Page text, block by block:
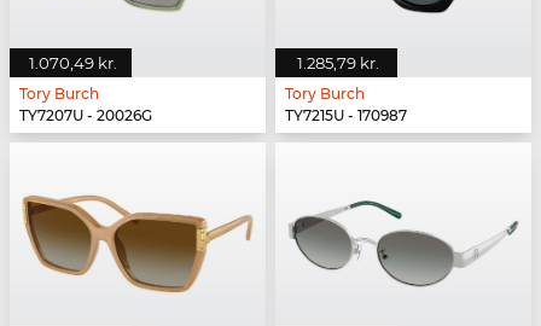
1.070,49 kr.
Tory Burch
TY7207U - 20026G
1.285,79 kr.
Tory Burch
TY7215U - 170987